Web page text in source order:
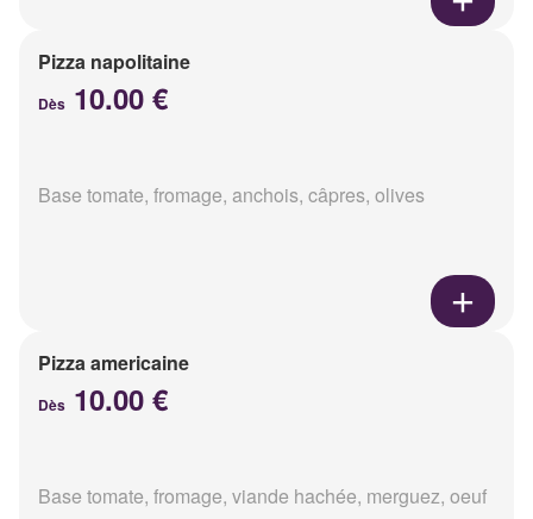
Pizza napolitaine
Dès 10.00 €
Base tomate, fromage, anchois, câpres, olives
Pizza americaine
Dès 10.00 €
Base tomate, fromage, viande hachée, merguez, oeuf